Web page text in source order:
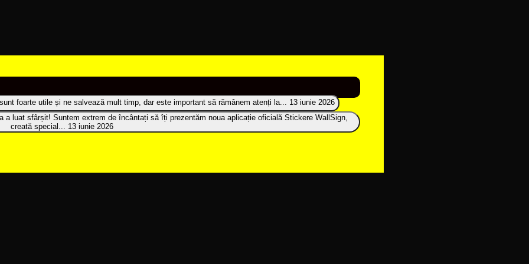
foarte utile și ne salvează mult timp, dar este important să rămânem atenți la... 13 iunie 2026
a luat sfârșit! Suntem extrem de încântați să îți prezentăm noua aplicație oficială Stickere WallSign,
creată special... 13 iunie 2026